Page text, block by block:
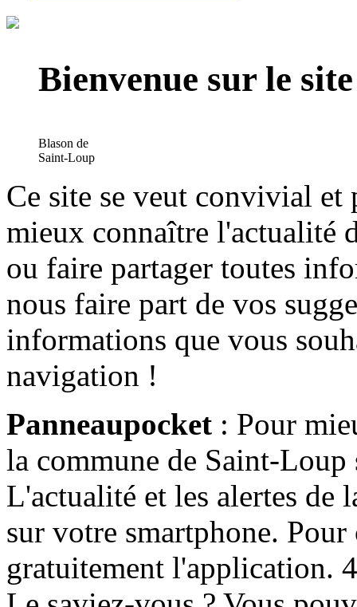
Bienvenue sur le
Blason de
Saint-Loup
Ce site se veut convivial et
mieux connaître l'actualité
ou faire partager toutes
nous faire part de vos
informations que vous
navigation !
Panneaupocket : Pour
la commune de Saint-Loup
L'actualité et les alertes de
sur votre smartphone.
gratuitement l'application.